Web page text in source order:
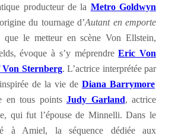
producteur de la Metro Goldwyn
du tournage d’Autant en emporte
le metteur en scène Von Ellstein,
évoque à s’y méprendreEric Von
Von Sternberg. L’actrice interprétée par
de la vie de Diana Barrymore
en tous points Judy Garland, actrice
qui fut l’épouse de Minnelli. Dans le
à Amiel, la séquence dédiée aux